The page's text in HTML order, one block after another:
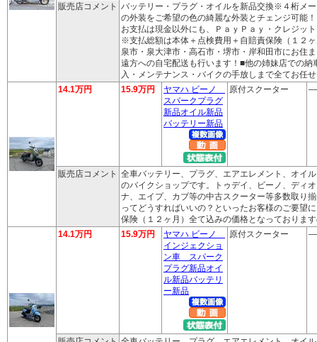
販売店コメント バッテリー・プラグ・オイルを新品交換※４桁メ
の外装をご希望の色の綺麗な外装とチェンジ可能！
お支払は現金以外にも、ＰａｙＰａｙ・クレジッ
※支払総額は本体＋点検費用＋自賠責保険（１２
泉市・泉大津市・高石市・堺市・岸和田市にお住
遠方への自宅配送も行います！■他の姉妹店での
入・メンテナンス・バイクの手放しまで全てお任
14.1万円
15.9万円
ヤマハ ビーノ
スパークプラグ
新品オイル新品
バッテリー新品
原付スクーター ―
販売店コメント 全車バッテリー、プラグ、エアエレメント、オイ
のバイクショップです。トゥデイ、ビーノ、ディ
ナ、エイプ、カブ等の中古スクーター等多数取り
ってどうすればいいの？といったお客様のご要望
保険（１２ヶ月）全て込みの価格となっておりま
14.1万円
15.9万円
ヤマハ ビーノ
インジェクショ
ン車 スパーク
プラグ新品オイ
ル新品バッテリ
ー新品
原付スクーター ―